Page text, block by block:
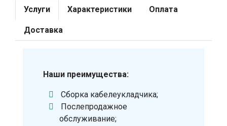
Услуги Характеристики Оплата
Доставка
Наши преимущества:
Сборка кабелеукладчика;
Послепродажное
обслуживание;